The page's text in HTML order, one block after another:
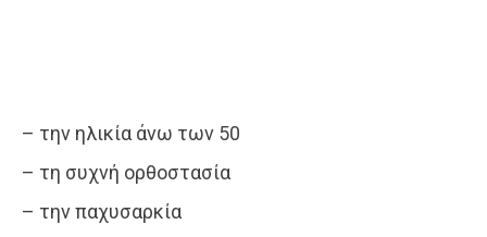
– την ηλικία άνω των 50
– τη συχνή ορθοστασία
– την παχυσαρκία